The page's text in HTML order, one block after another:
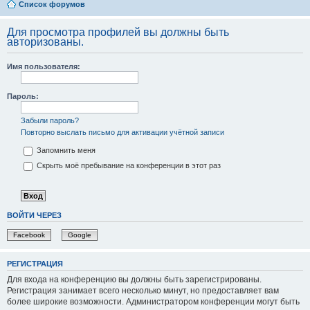
Список форумов
Для просмотра профилей вы должны быть
авторизованы.
Имя пользователя:
Пароль:
Забыли пароль?
Повторно выслать письмо для активации учётной записи
Запомнить меня
Скрыть моё пребывание на конференции в этот раз
ВОЙТИ ЧЕРЕЗ
Facebook Google
РЕГИСТРАЦИЯ
Для входа на конференцию вы должны быть зарегистрированы.
Регистрация занимает всего несколько минут, но предоставляет вам
более широкие возможности. Администратором конференции могут быть